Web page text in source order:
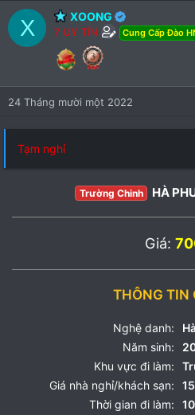
X XOONG
? UY TÍN Cung Cấp Đào
24 Tháng mười một 2022
Tạm nghỉ
Trường Chinh HÀ
Giá:
THÔNG TIN
Nghệ danh:
Năm sinh:
Khu vực đi làm:
Giá nhà nghỉ/khách sạn:
Thời gian đi làm: